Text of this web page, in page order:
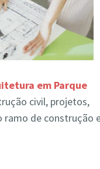
em Parque
civil, projetos,
ramo de construção